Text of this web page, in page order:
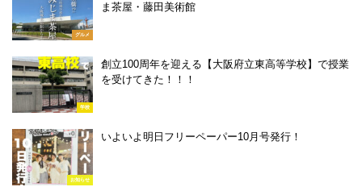
グルメ
ま茶屋・藤田美術館
学校
創立100周年を迎える【大阪府立東高等学校】で授業
を受けてきた！！！
お知らせ
いよいよ明日フリーペーパー10月号発行！